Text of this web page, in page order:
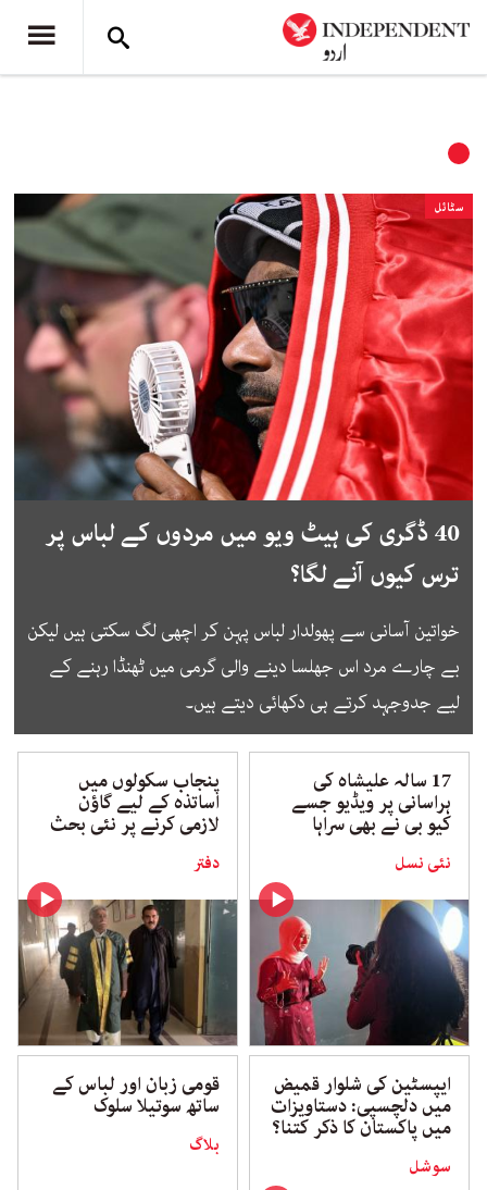
سٹائل
40 ڈگری کی ہیٹ ویو میں مردوں کے لباس پر
ترس کیوں آنے لگا؟
خواتین آسانی سے پھولدار لباس پہن کر اچھی لگ سکتی ہیں لیکن
بے چارے مرد اس جھلسا دینے والی گرمی میں ٹھنڈا رہنے کے
لیے جدوجہد کرتے ہی دکھائی دیتے ہیں۔
17 سالہ علیشاہ کی
ہراسانی پر ویڈیو جسے
کیو بی نے بھی سراہا
نئی نسل
پنجاب سکولوں میں
اساتذہ کے لیے گاؤن
لازمی کرنے پر نئی بحث
دفتر
ایپسٹین کی شلوار قمیض
میں دلچسپی: دستاویزات
میں پاکستان کا ذکر کتنا؟
سوشل
قومی زبان اور لباس کے
ساتھ سوتیلا سلوک
بلاگ